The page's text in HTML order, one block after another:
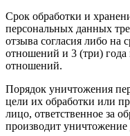
Срок обработки и
персональных данных
отзыва согласия либо на
отношений и 3 (три) года
отношений.
Порядок уничтожения
цели их обработки или
лицо, ответственное за
производит